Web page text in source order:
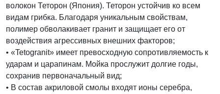
волокон Теторон (Япония). Теторон устойчив ко всем
видам грибка. Благодаря уникальным cвойствам,
полимер обволакивает гранит и защищает его от
воздействия агрессивных внешних факторов;
• «Tetogranit» имеет превосходную сопротивляемость к
ударам и царапинам. Мойка прослужит долгие годы,
сохранив первоначальный вид;
• В состав акриловой смолы входят ионы серебра,